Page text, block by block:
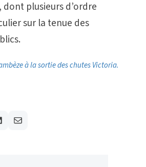
dont plusieurs d’ordre
sur la tenue des
à la sortie des chutes Victoria.